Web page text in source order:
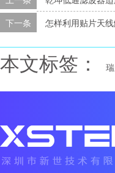
下一条
怎样利用贴片天
本文标签：